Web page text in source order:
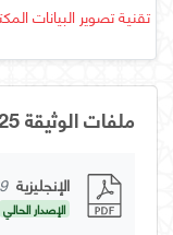
تقنية تصوير البيانات
ملفات الوثيقة ISO 3664:2025
الإنجليزية
الإصدار الحالي